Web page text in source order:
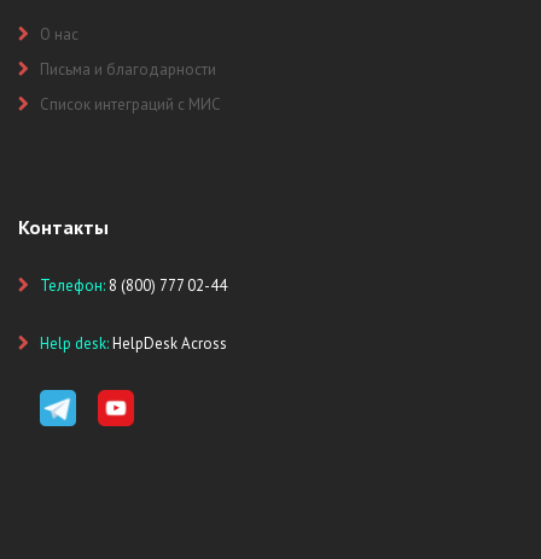
О нас
Письма и благодарности
Список интеграций с МИС
Контакты
Телефон: 8 (800) 777 02-44
Help desk:HelpDesk Across